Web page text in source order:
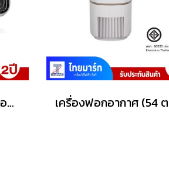
ELECTROLUX เครื่องฟอกอากาศ WiFi 56 ตรม.UV PM1.0 รุ่น EP53-45UGB